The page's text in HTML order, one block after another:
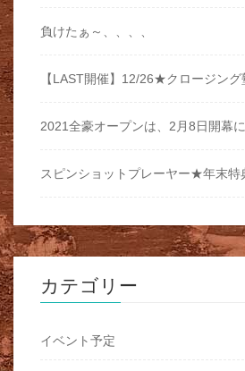
負けたぁ～、、、、
【LAST開催】12/26★クロージン
2021全豪オープンは、2月8日開幕に
スピンショットプレーヤー★年末特
カテゴリー
イベント予定